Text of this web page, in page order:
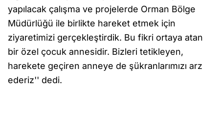
yapılacak çalışma ve projelerde Orman Bölge
Müdürlüğü ile birlikte hareket etmek için
ziyaretimizi gerçekleştirdik. Bu fikri ortaya atan
bir özel çocuk annesidir. Bizleri tetikleyen,
harekete geçiren anneye de şükranlarımızı arz
ederiz'' dedi.